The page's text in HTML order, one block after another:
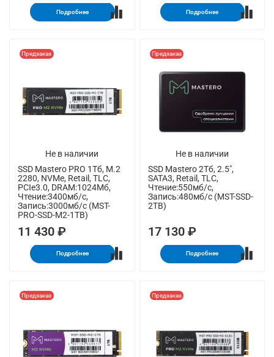
Подробнее Подробнее
Не в наличии
Предзаказ
SSD Mastero PRO 1Тб, M.2
2280, NVMe, Retail, TLC,
PCIe3.0, DRAM:1024Мб,
Чтение:3400мб/с,
Запись:3000мб/с (MST-
PRO-SSD-M2-1TB)
11 430 ₽
Подробнее
Не в наличии
Предзаказ
SSD Mastero 2Тб, 2.5",
SATA3, Retail, TLC,
Чтение:550мб/с,
Запись:480мб/с (MST-SSD-
2TB)
17 130 ₽
Подробнее
Предзаказ Предзаказ